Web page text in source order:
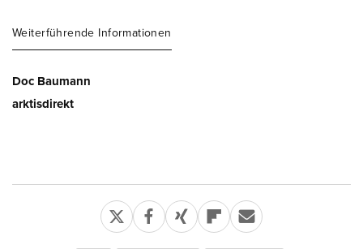
Weiterführende Informationen
Doc Baumann
arktisdirekt